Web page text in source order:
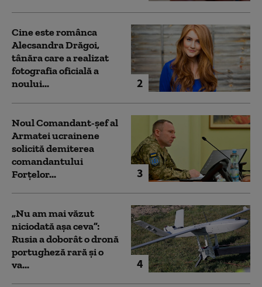
2
Cine este românca
Alecsandra Drăgoi,
tânăra care a realizat
fotografia oficială a
noului...
3
Noul Comandant-șef al
Armatei ucrainene
solicită demiterea
comandantului
Forțelor...
4
„Nu am mai văzut
niciodată așa ceva”:
Rusia a doborât o dronă
portugheză rară și o
va...